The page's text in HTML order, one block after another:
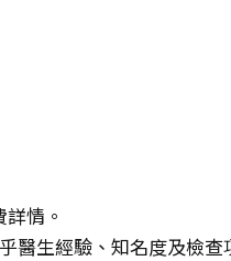
情。
醫生經驗、知名度及檢查